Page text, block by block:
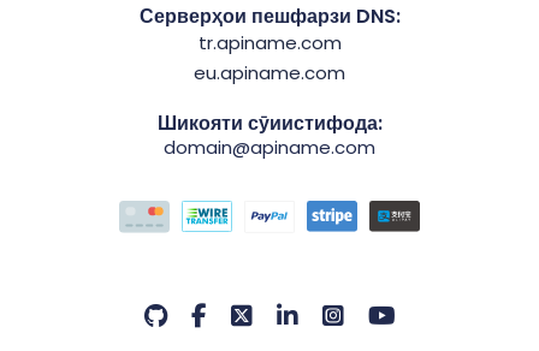
Серверҳои пешфарзи DNS:
tr.apiname.com
eu.apiname.com
Шикояти сӯиистифода:
domain@apiname.com